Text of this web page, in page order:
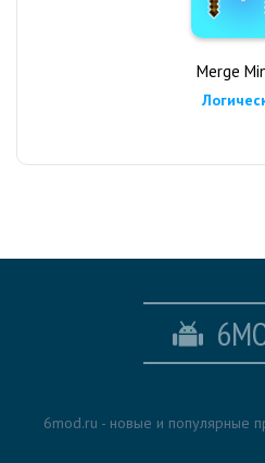
Merge
6mod.ru - новые и популярные